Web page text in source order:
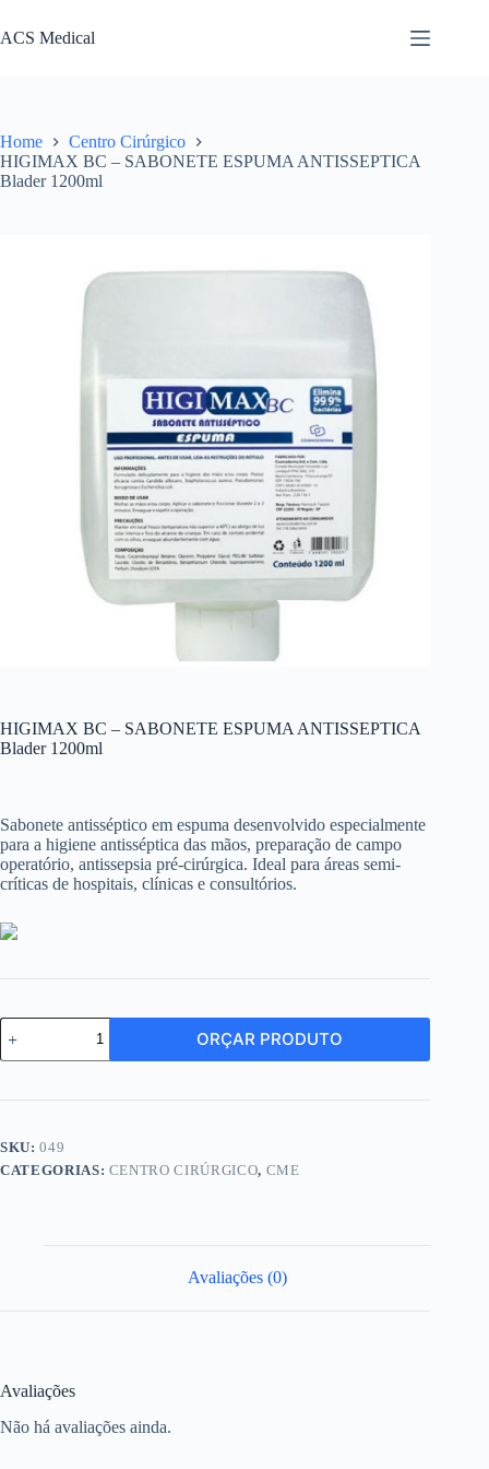
para
o
ACS Medical
Home
Centro Cirúrgico
HIGIMAX BC – SABONETE ESPUMA ANTISSEPTICA
Blader 1200ml
HIGIMAX BC – SABONETE ESPUMA ANTISSEPTICA
Blader 1200ml
Sabonete antisséptico em espuma desenvolvido especialmente
para a higiene antisséptica das mãos, preparação de campo
operatório, antissepsia pré-cirúrgica. Ideal para áreas semi-
críticas de hospitais, clínicas e consultórios.
HIGIMAX
BC
-
ESPUMA
1200ml
quantidade
ORÇAR PRODUTO
SKU:049
CATEGORIAS: CENTRO CIRÚRGICO, CME
Avaliações (0)
Avaliações
Não há avaliações ainda.